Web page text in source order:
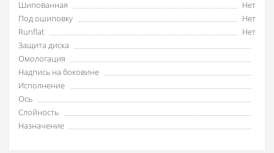
Шипованная
Нет
Под ошиповку
Нет
Runflat
Нет
Защита диска
Омологация
Надпись на боковине
Исполнение
Ось
Слойность
Назначение